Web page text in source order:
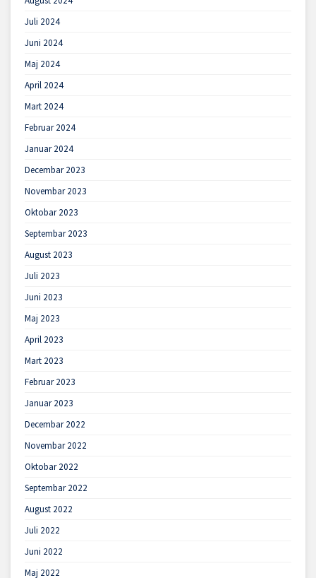
Juli 2024
Juni 2024
Maj 2024
April 2024
Mart 2024
Februar 2024
Januar 2024
Decembar 2023
Novembar 2023
Oktobar 2023
Septembar 2023
August 2023
Juli 2023
Juni 2023
Maj 2023
April 2023
Mart 2023
Februar 2023
Januar 2023
Decembar 2022
Novembar 2022
Oktobar 2022
Septembar 2022
August 2022
Juli 2022
Juni 2022
Maj 2022